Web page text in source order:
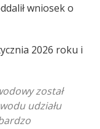
wniosek o
2026 roku i
został
udziału